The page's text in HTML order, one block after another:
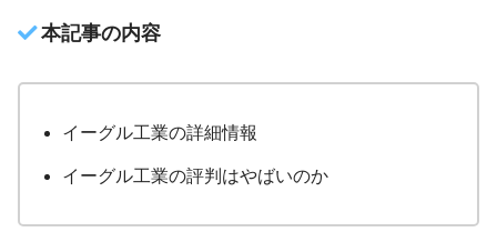
本記事の内容
イーグル工業の詳細情報
イーグル工業の評判はやばいのか